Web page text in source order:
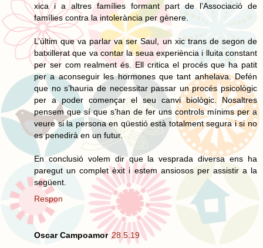
xica i a altres famílies formant part de l’Associació de
famílies contra la intolerància per gènere.
L’últim que va parlar va ser Saul, un xic trans de segon de
batxillerat que va contar la seua experiència i lluita constant
per ser com realment és. Ell critica el procés que ha patit
per a aconseguir les hormones que tant anhelava. Defén
que no s’hauria de necessitar passar un procés psicològic
per a poder començar el seu canvi biològic. Nosaltres
pensem que sí que s’han de fer uns controls mínims per a
veure si la persona en qüestió està totalment segura i si no
es penedirà en un futur.
En conclusió volem dir que la vesprada diversa ens ha
paregut un complet èxit i estem ansiosos per assistir a la
següent.
Respon
Oscar Campoamor 28.5.19